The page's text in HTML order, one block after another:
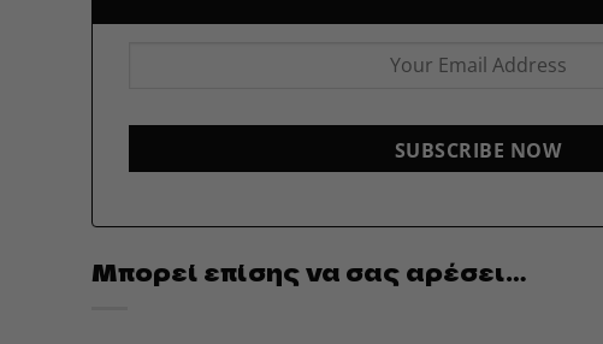
SUBSCRIBE NOW
Μπορεί επίσης να σας αρέσει…